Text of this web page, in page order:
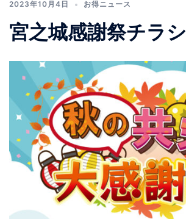
2023年10月4日 お得ニュース
宮之城感謝祭チラシ